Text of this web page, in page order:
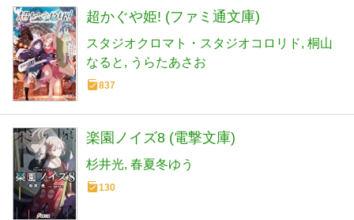
超かぐや姫! (ファミ通文庫)
スタジオクロマト・スタジオコロリド 桐山
なると
うらたあさお
837
楽園ノイズ8 (電撃文庫)
杉井光 春夏冬ゆう
130